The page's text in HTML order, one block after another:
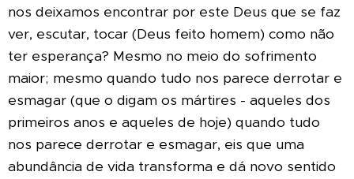
nos deixamos encontrar por este Deus que se faz
ver, escutar, tocar (Deus feito homem) como não
ter esperança? Mesmo no meio do sofrimento
maior; mesmo quando tudo nos parece derrotar e
esmagar (que o digam os mártires - aqueles dos
primeiros anos e aqueles de hoje) quando tudo
nos parece derrotar e esmagar, eis que uma
abundância de vida transforma e dá novo sentido